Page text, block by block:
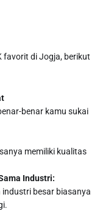
favorit di Jogja, berikut
benar kamu sukai
memiliki kualitas
Industri:
industri besar biasanya